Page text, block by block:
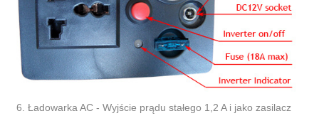
6. Ładowarka AC - Wyjście prądu stałego 1,2 A i jako zasilacz